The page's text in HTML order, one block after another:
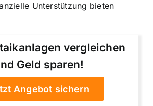
Unterstützung bieten
vergleichen
Geld sparen!
Angebot sichern